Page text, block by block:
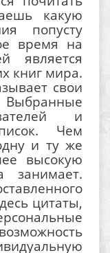
какую
попусту
время на
является
книг мира.
свои
Выбранные
и
Чем
и ту же
высокую
цитаты,